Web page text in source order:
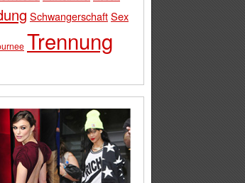
SchwangerschaftSex
Trennung